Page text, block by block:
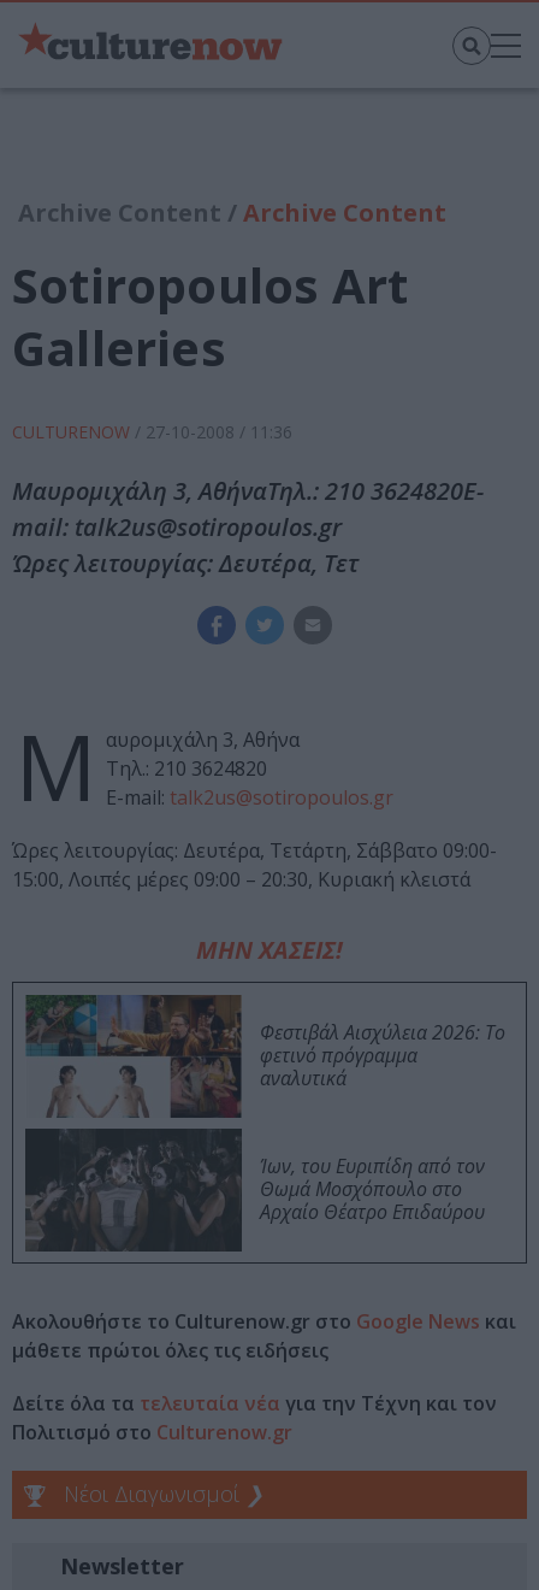
Archive Content /Archive Content
Sotiropoulos Art
Galleries
CULTURENOW / 27-10-2008 / 11:36
Μαυρομιχάλη 3, ΑθήναΤηλ.: 210 3624820Ε-
mail: talk2us@sotiropoulos.gr
Ώρες λειτουργίας: Δευτέρα, Τετ
Μ
αυρομιχάλη 3, Αθήνα
Τηλ.: 210 3624820
Ε-mail: talk2us@sotiropoulos.gr
Ώρες λειτουργίας: Δευτέρα, Τετάρτη, Σάββατο 09:00-
15:00, Λοιπές μέρες 09:00 – 20:30, Κυριακή κλειστά
ΜΗΝ ΧΑΣΕΙΣ!
Φεστιβάλ Αισχύλεια 2026: Το
φετινό πρόγραμμα
αναλυτικά
Ίων, του Ευριπίδη από τον
Θωμά Μοσχόπουλο στο
Αρχαίο Θέατρο Επιδαύρου
Ακολουθήστε το Culturenow.gr στο Google News και
μάθετε πρώτοι όλες τις ειδήσεις
Δείτε όλα τα τελευταία νέα για την Τέχνη και τον
Πολιτισμό στο Culturenow.gr
Νέοι Διαγωνισμοί ❯
Newsletter